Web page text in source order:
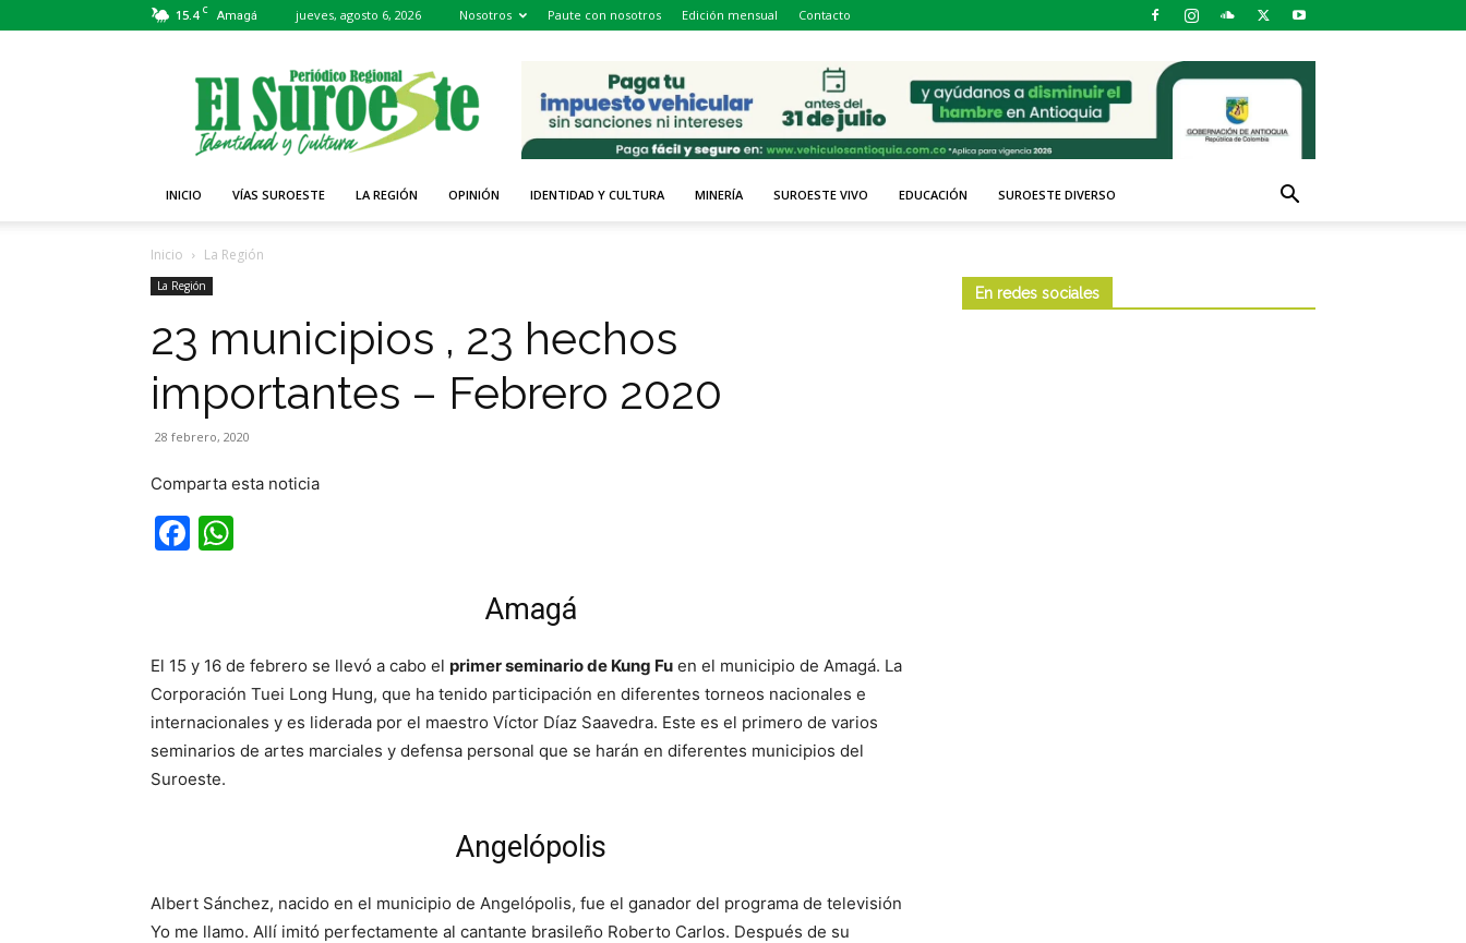
15.4 C Amagá jueves, agosto 6, 2026 Nosotros Paute con nosotros Edición mensual Contacto
Periódico
El
Suroeste
INICIO VÍAS SUROESTE LA REGIÓN OPINIÓN IDENTIDAD Y CULTURA MINERÍA SUROESTE VIVO EDUCACIÓN SUROESTE DIVERSO
Inicio La Región
La Región
23 municipios , 23 hechos
importantes – Febrero 2020
28 febrero, 2020
Comparta esta noticia
Facebook
Amagá
El 15 y 16 de febrero se llevó a cabo el primer seminario de Kung Fu en el municipio de Amagá. La
Corporación Tuei Long Hung, que ha tenido participación en diferentes torneos nacionales e
internacionales y es liderada por el maestro Víctor Díaz Saavedra. Este es el primero de varios
seminarios de artes marciales y defensa personal que se harán en diferentes municipios del
Suroeste.
Angelópolis
Albert Sánchez, nacido en el municipio de Angelópolis, fue el ganador del programa de televisión
Yo me llamo. Allí imitó perfectamente al cantante brasileño Roberto Carlos. Después de su
En redes sociales